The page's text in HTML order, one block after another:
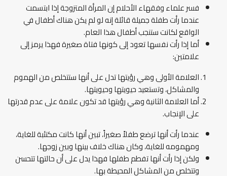
فسر علماء وفقهاء الأحلام إن المرأة المتزوجة إذا ابتسمت
عندما رأت طفلة جميلة قائلة إنه لو لم يكن هناك أطفال في
الواقع لكانت ستنجب أطفال هذا العام.
أما إذا رأت نفسها تعود إلى كونها فتاة صغيرة فهذا يرمز إلى
علامتين:
العلامة الأولى وهي رؤيتها تدل على أنها ستتخلص من الهموم
والمشاكل، وتستعيد حيويتها وحيويتها.
أما العلامة الثانية وهي رؤيتها قد تكون علامة على عدم قدرتها
على الإنجاب.
عندما رأت أنها ترضع طفلاً صغيراً، تبين أنها كانت مكتئبة للغاية،
ومهمومه للغاية، وكان هناك خلاف بينها وبين زوجها.
ولكن إذا رأت أنها تفطم طفلها فهذا يدل على أن حالتها تتحسن
وتتخلص من المشاكل المحيطة بها.